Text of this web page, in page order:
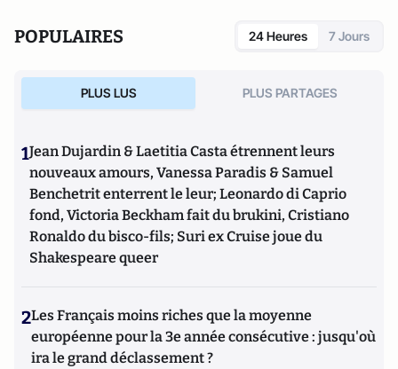
POPULAIRES 24 Heures 7 Jours
PLUS LUS PLUS PARTAGES
1Jean Dujardin & Laetitia Casta étrennent leurs
nouveaux amours, Vanessa Paradis & Samuel
Benchetrit enterrent le leur; Leonardo di Caprio
fond, Victoria Beckham fait du brukini, Cristiano
Ronaldo du bisco-fils; Suri ex Cruise joue du
Shakespeare queer
2Les Français moins riches que la moyenne
européenne pour la 3e année consécutive : jusqu'où
ira le grand déclassement ?